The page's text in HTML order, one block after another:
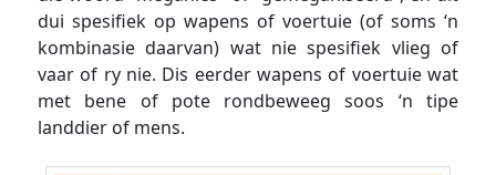
dui spesifiek op wapens of voertuie (of soms ‘n
kombinasie daarvan) wat nie spesifiek vlieg of
vaar of ry nie. Dis eerder wapens of voertuie wat
met bene of pote rondbeweeg soos ‘n tipe
landdier of mens.